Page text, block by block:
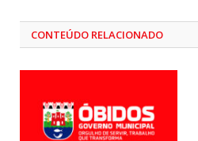
CONTEÚDO RELACIONADO